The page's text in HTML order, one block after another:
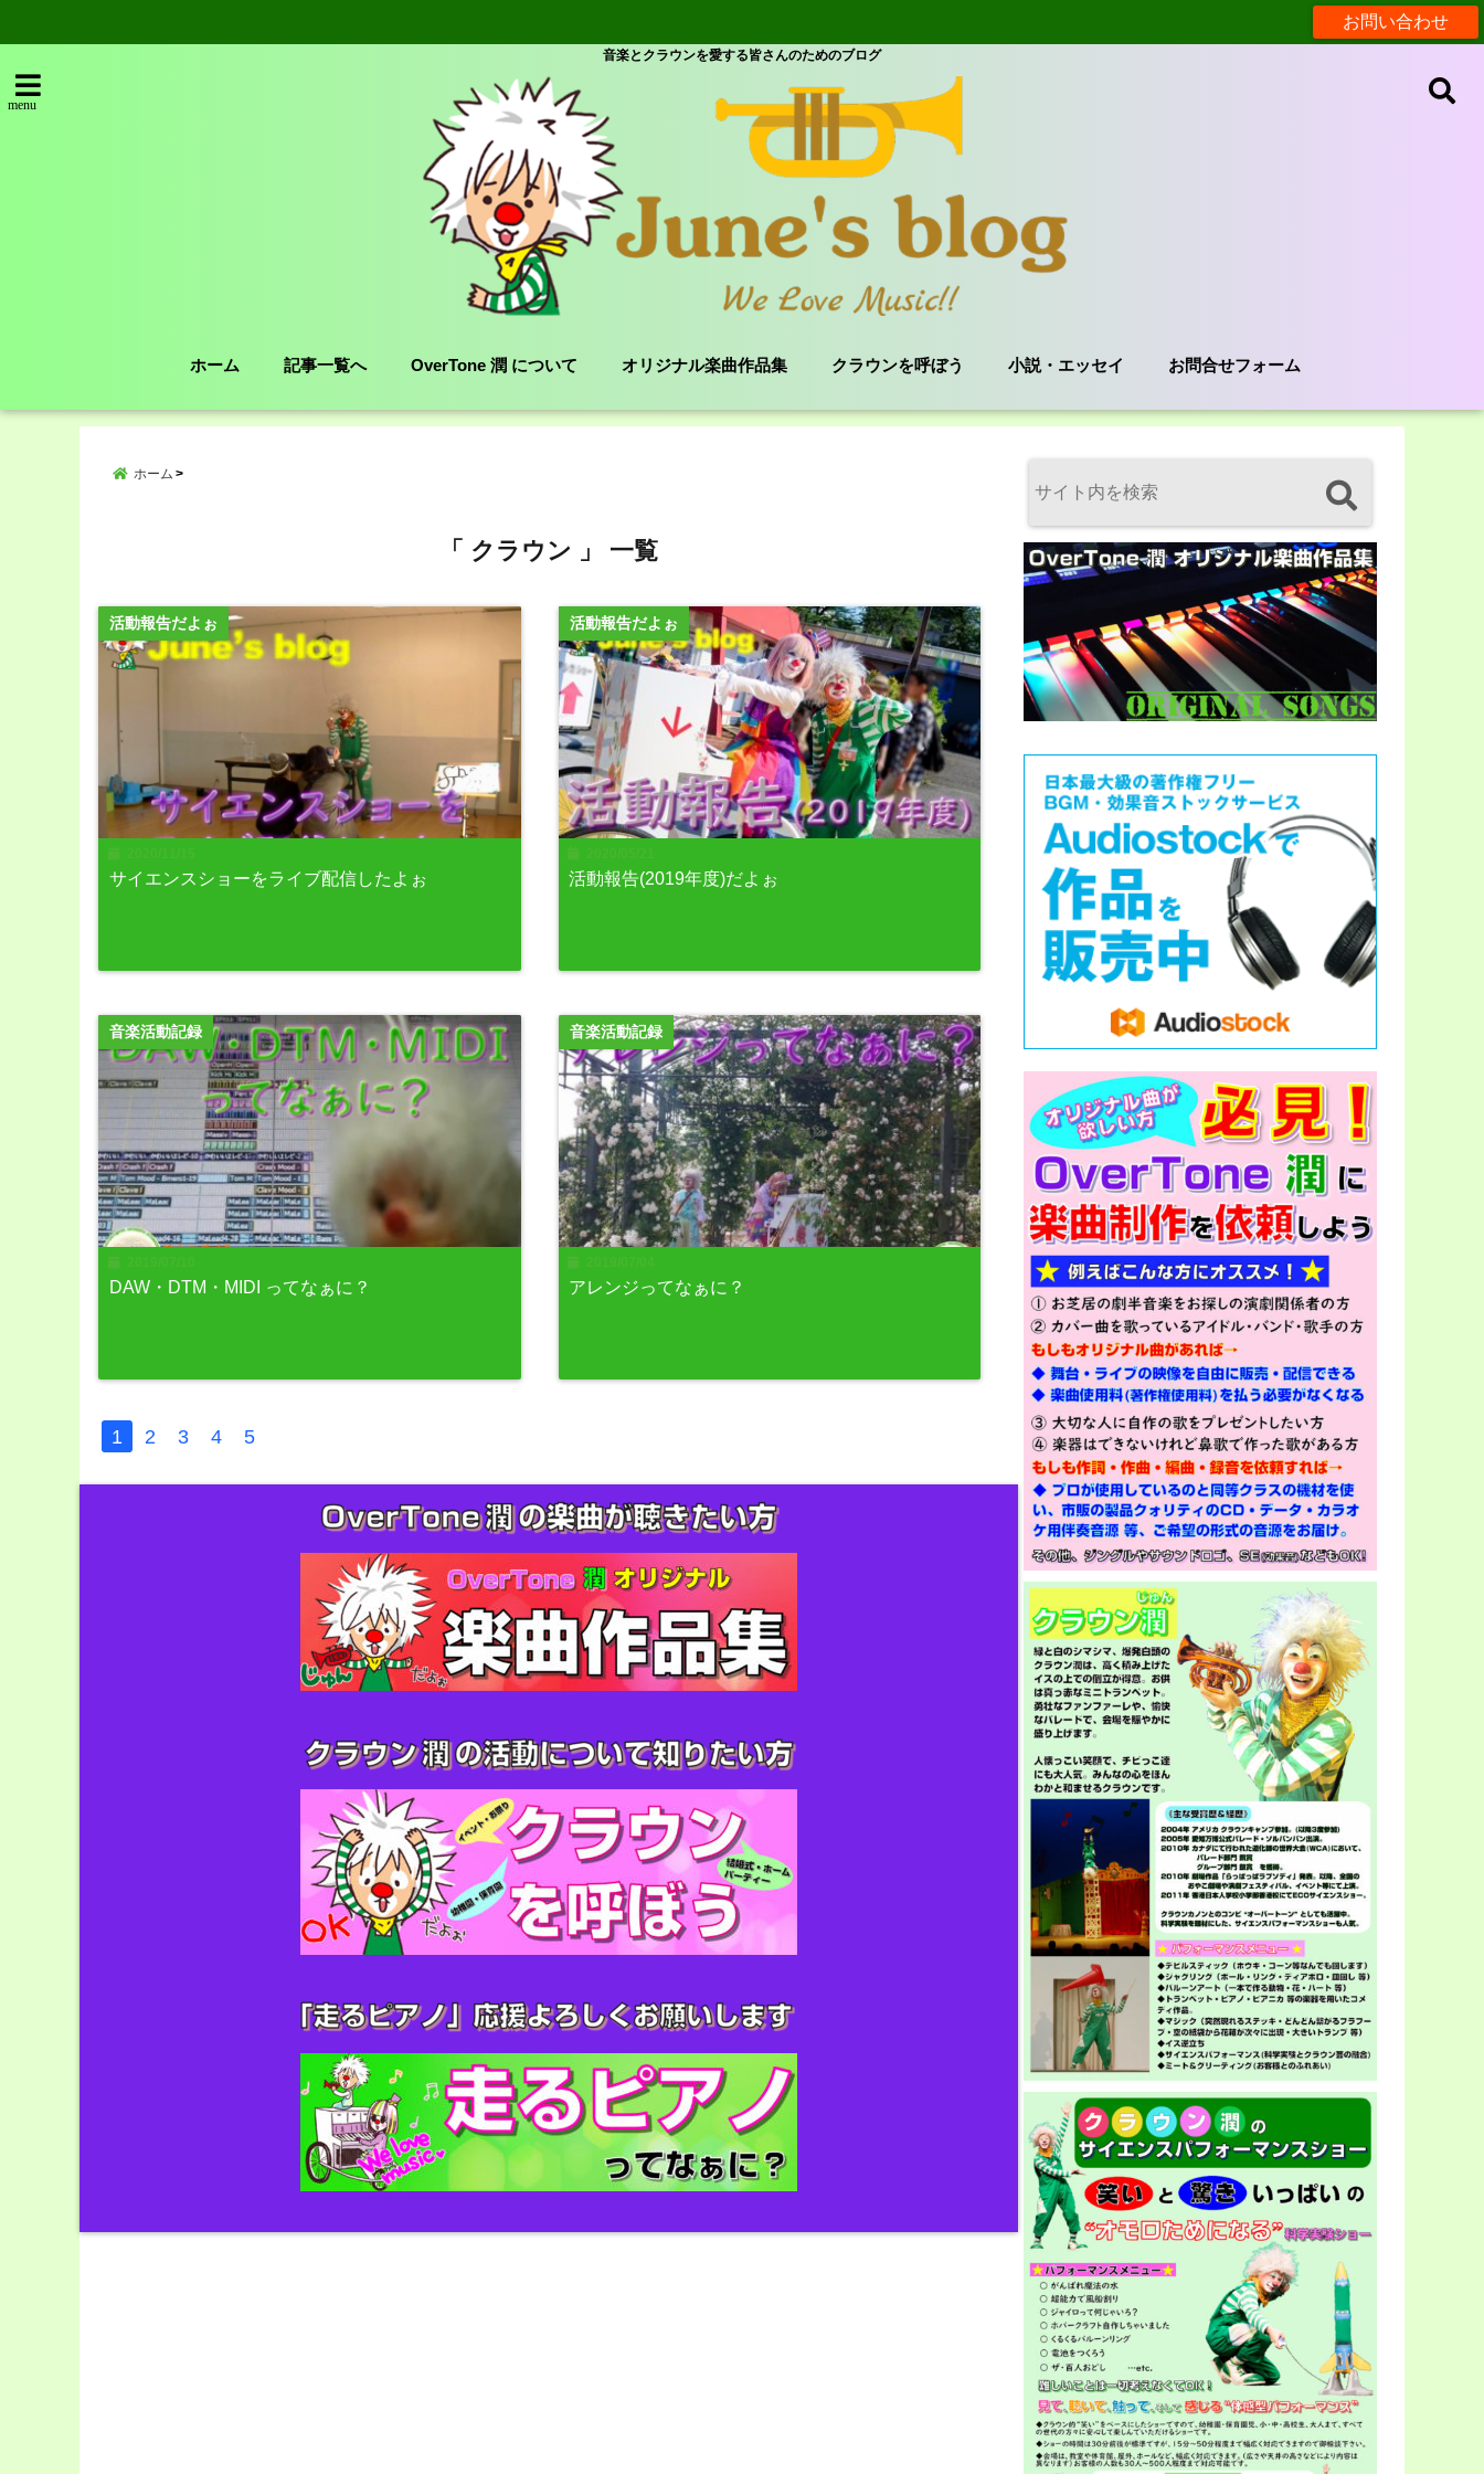
お問い合わせ
音楽とクラウンを愛する皆さんのためのブログ
menu
ホーム 記事一覧へ OverTone 潤 について オリジナル楽曲作品集 クラウンを呼ぼう 小説・エッセイ お問合せフォーム
ホーム
「 クラウン 」 一覧
活動報告だよぉ
サイエンスショーをライブ配信したよぉ
活動報告だよぉ
活動報告(2019年度)だよぉ
音楽活動記録
DAW・DTM・MIDI ってなぁに？
音楽活動記録
アレンジってなぁに？
1 2 3 4 5